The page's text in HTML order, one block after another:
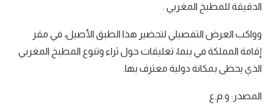
الدقيقة للمطبخ المغربي .
وواكب العرض التفصيلي لتحضير هذا الطبق الأصيل، في مقر
إقامة المملكة في بنما، تعليقات حول ثراء وتنوع المطبخ المغربي
الذي يحظى بمكانة دولية معترف بها.
المصدر: و.م.ع